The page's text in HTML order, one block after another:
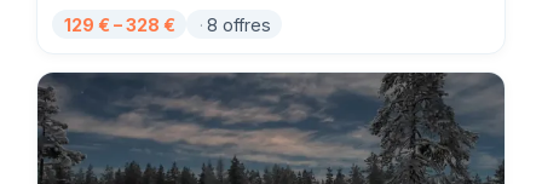
129 € – 328 € 8 offres